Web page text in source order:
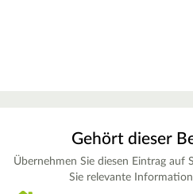
Gehört dieser
Übernehmen Sie diesen Eintrag auf
Sie relevante